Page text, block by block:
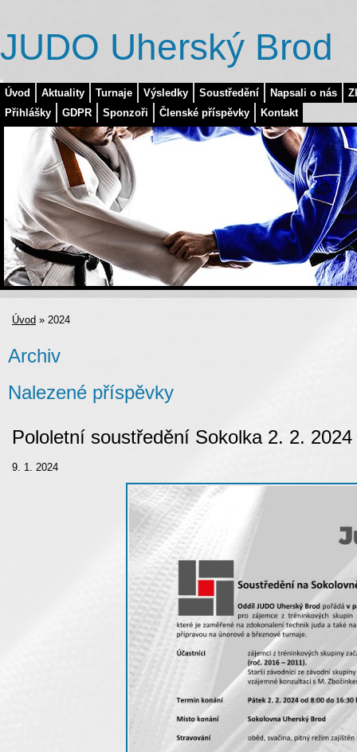
Úvod Aktuality Turnaje Výsledky Soustředění Napsali o nás
Přihlášky
GDPR Sponzoři Členské příspěvky Kontakt
JUDO Uherský Brod
Úvod » 2024
Archiv
Nalezené příspěvky
Pololetní soustředění Sokolka 2. 2. 2024
9. 1. 2024